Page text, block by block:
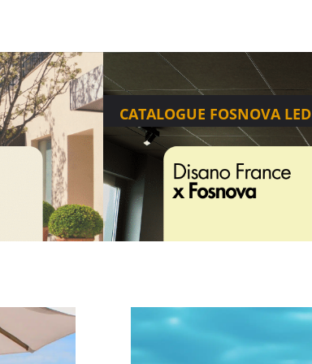
CATALOGUE FOSNOVA LED